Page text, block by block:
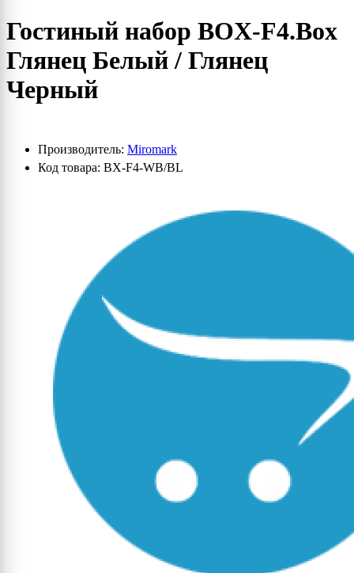
Гостиный набор BOX-F4.Box
Глянец Белый / Глянец
Черный
Производитель: Miromark
Код товара: BX-F4-WB/BL